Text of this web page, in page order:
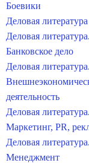
Боевики
Деловая литература
Деловая литература.
Банковское дело
Деловая литература.
деятельность
Деловая литература.
Маркетинг, PR,
Деловая литература.
Менеджмент